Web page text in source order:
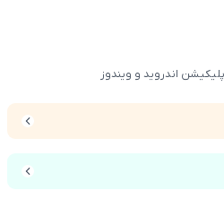
اندروید و ویندوز